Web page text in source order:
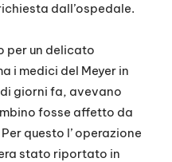
dall’ospedale.
per un delicato
i medici del Meyer in
giorni fa, avevano
fosse affetto da
questo l’ operazione
stato riportato in